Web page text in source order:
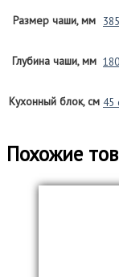
Размер чаши, мм 385
Глубина чаши, мм 180
Кухонный блок, см 45
Похожие